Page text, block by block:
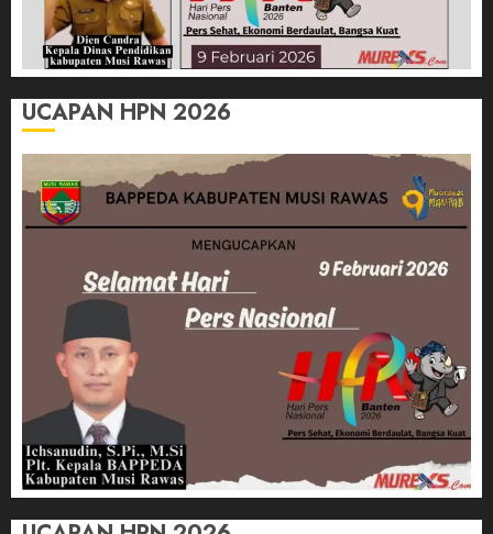
UCAPAN HPN 2026